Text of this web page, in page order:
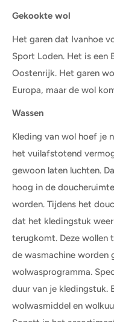
Gekookte wol
Het garen dat Ivanhoe
Sport Loden. Het is een
Oostenrijk. Het garen
Europa, maar de wol
Wassen
Kleding van wol hoef je
het vuilafstotend
gewoon laten luchten.
hoog in de
worden. Tijdens het
dat het kledingstuk
terugkomt. Deze wollen
de wasmachine worden
wolwasprogramma.
duur van je kledingstuk.
wolwasmiddel en